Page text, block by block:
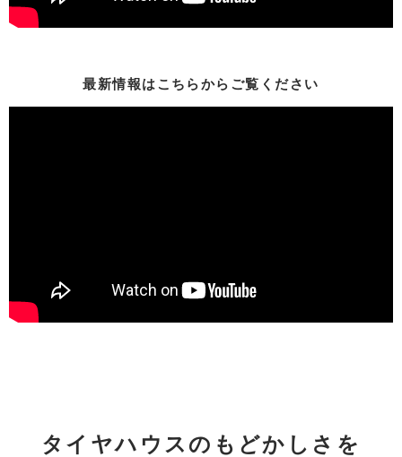
最新情報はこちらからご覧ください
タイヤハウスのもどかしさを